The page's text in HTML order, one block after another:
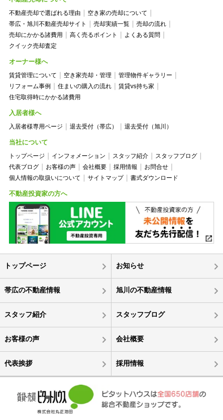
不動産売却で選ばれる理由
空き家の売却について
帯広・旭川不動産売却サイト
売却実績一覧
売却の流れ
売却にかかる諸費用
高く売るポイント
よくある質問
クイック売却査定
オーナー様へ
賃貸管理について 空き家売却・管理
管理物件ギャラリー
リフォーム事例
住まいの購入の流れ
賃貸vs持ち家
住宅取得時にかかる諸費用
入居者様へ
入居者様専用ページ 退去受付（帯広） 退去受付（旭川）
当社について
トップページ インフォメーション スタッフ紹介
スタッフブログ
代表ブログ
お客様の声 会社概要 採用情報
お問合せ
個人情報の取扱いについて
サイトマップ 書式ダウンロード
不動産投資家の方へ
トップページ お知らせ
帯広の不動産情報 旭川の不動産情報
スタッフ紹介 スタッフブログ
お客様の声 会社概要
代表挨拶 採用情報